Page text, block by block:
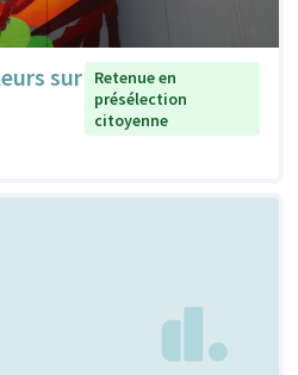
sur
Retenue en
présélection
citoyenne